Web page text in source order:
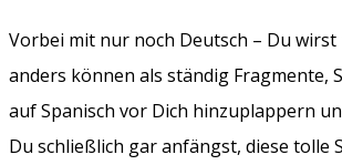
Vorbei mit nur noch Deutsch – Du
anders können als ständig Fragmente,
auf Spanisch vor Dich hinzuplappern
Du schließlich gar anfängst, diese tolle